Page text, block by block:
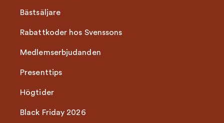
Bästsäljare
Rabattkoder hos Svenssons
Medlemserbjudanden
Presenttips
Högtider
Black Friday 2026